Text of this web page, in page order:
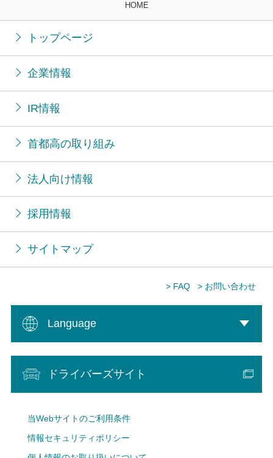
HOME
トップページ
企業情報
IR情報
首都高の取り組み
法人向け情報
採用情報
サイトマップ
> FAQ > お問い合わせ
Language
ドライバーズサイト
当Webサイトのご利用条件
情報セキュリティポリシー